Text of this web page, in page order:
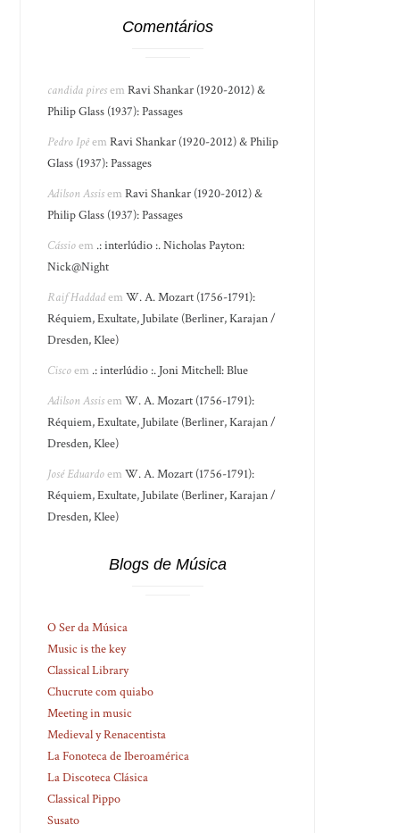
Comentários
candida piresemRavi Shankar (1920-2012) &
Philip Glass (1937): Passages
Pedro IpêemRavi Shankar (1920-2012) & Philip
Glass (1937): Passages
Adilson AssisemRavi Shankar (1920-2012) &
Philip Glass (1937): Passages
Cássioem .: interlúdio :. Nicholas Payton:
Nick@Night
Raif HaddademW. A. Mozart (1756-1791):
Réquiem, Exultate, Jubilate (Berliner, Karajan /
Dresden, Klee)
Ciscoem .: interlúdio :. Joni Mitchell: Blue
Adilson AssisemW. A. Mozart (1756-1791):
Réquiem, Exultate, Jubilate (Berliner, Karajan /
Dresden, Klee)
José EduardoemW. A. Mozart (1756-1791):
Réquiem, Exultate, Jubilate (Berliner, Karajan /
Dresden, Klee)
Blogs de Música
O Ser da Música
Music is the key
Classical Library
Chucrute com quiabo
Meeting in music
Medieval y Renacentista
La Fonoteca de Iberoamérica
La Discoteca Clásica
Classical Pippo
Susato